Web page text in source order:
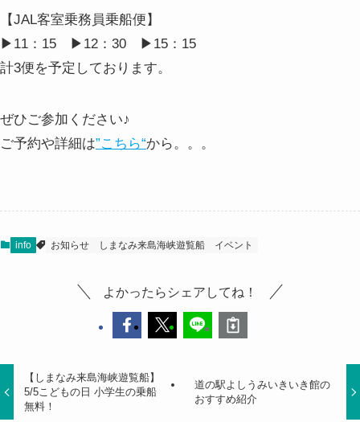
【JAL客室乗務員乗船便】
▶11：15 ▶12：30 ▶15：15
計3便を予定しております。
ぜひご参加ください♪
ご予約や詳細は”こちら“から。。。
info お知らせ しまなみ来島海峡遊覧船 イベント
よかったらシェアしてね！
【しまなみ来島海峡遊覧船】
5/5こどもの日 小学生の乗船
無料！
道の駅よしうみいきいき館の
おすすめ紹介